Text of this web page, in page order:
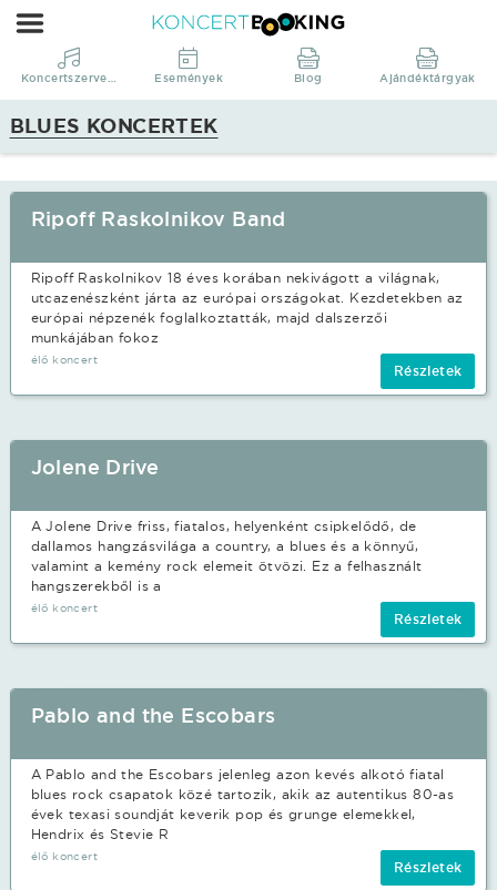
Koncertbooking
Koncertszervezés
|
Koncertek
fellépések
Blues
stílusban.
Koncertszervezés Események Blog Ajándéktárgyak
BLUES KONCERTEK
Ripoff Raskolnikov Band
Ripoff Raskolnikov 18 éves korában nekivágott a világnak,
utcazenészként járta az európai országokat. Kezdetekben az
európai népzenék foglalkoztatták, majd dalszerzői
munkájában fokoz
élő koncert
Részletek
Jolene Drive
A Jolene Drive friss, fiatalos, helyenként csipkelődő, de
dallamos hangzásvilága a country, a blues és a könnyű,
valamint a kemény rock elemeit ötvözi. Ez a felhasznált
hangszerekből is a
élő koncert
Részletek
Pablo and the Escobars
A Pablo and the Escobars jelenleg azon kevés alkotó fiatal
blues rock csapatok közé tartozik, akik az autentikus 80-as
évek texasi soundját keverik pop és grunge elemekkel,
Hendrix és Stevie R
élő koncert
Részletek
Adatainak biztonsága fontos számunkra
Weboldalunk a felhasználói élmény növelése, a
kényelmes felhasználás és a weboldal védelme
érdekében cookie-kat használ.